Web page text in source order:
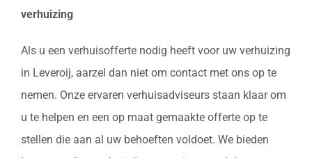
verhuizing
Als u een verhuisofferte nodig heeft voor uw verhuizing
in Leveroij, aarzel dan niet om contact met ons op te
nemen. Onze ervaren verhuisadviseurs staan klaar om
u te helpen en een op maat gemaakte offerte op te
stellen die aan al uw behoeften voldoet. We bieden